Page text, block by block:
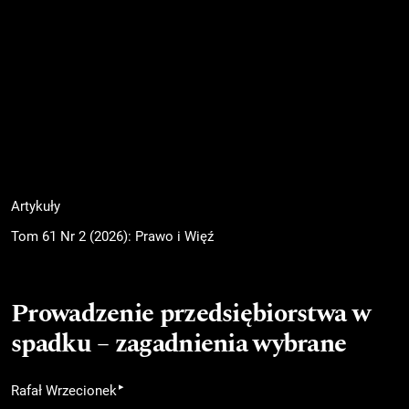
Artykuły
Tom 61 Nr 2 (2026): Prawo i Więź
Prowadzenie przedsiębiorstwa w
spadku – zagadnienia wybrane
Rafał Wrzecionek▸